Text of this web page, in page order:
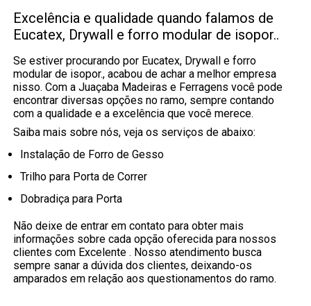
Excelência e qualidade quando falamos de
Eucatex, Drywall e forro modular de isopor..
Se estiver procurando por Eucatex, Drywall e forro
modular de isopor., acabou de achar a melhor empresa
nisso. Com a Juaçaba Madeiras e Ferragens você pode
encontrar diversas opções no ramo, sempre contando
com a qualidade e a excelência que você merece.
Saiba mais sobre nós, veja os serviços de abaixo:
Instalação de Forro de Gesso
Trilho para Porta de Correr
Dobradiça para Porta
Não deixe de entrar em contato para obter mais
informações sobre cada opção oferecida para nossos
clientes com Excelente . Nosso atendimento busca
sempre sanar a dúvida dos clientes, deixando-os
amparados em relação aos questionamentos do ramo.